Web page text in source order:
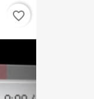
favorite_border